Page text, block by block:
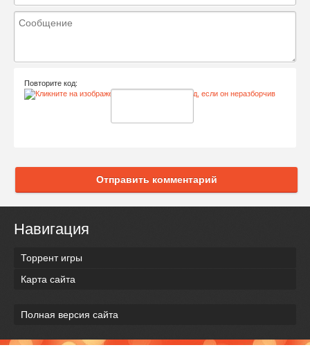
Повторите код:
Отправить комментарий
Навигация
Торрент игры
Карта сайта
Полная версия сайта